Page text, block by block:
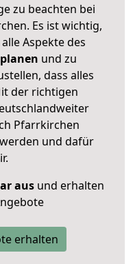
zu beachten bei
Es ist wichtig,
Aspekte des
planen und zu
dass alles
der richtigen
Pfarrkirchen
und dafür
ausund erhalten
erhalten